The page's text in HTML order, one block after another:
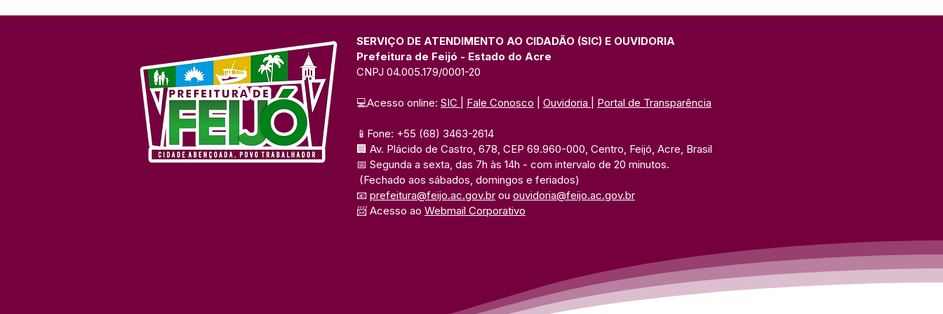
isoladas do Rio Paranã do
Ouro
SERVIÇO DE ATENDIMENTO AO CIDADÃO (SIC) E OUVIDORIA
Prefeitura de Feijó - Estado do Acre
CNPJ 04.005.179/0001-20
💻Acesso online: SIC Fale Conosco Ouvidoria Portal de Transparência
📱Fone: +55 (68) 3463-2614
🏢 Av. Plácido de Castro, 678, CEP 69.960-000, Centro, Feijó, Acre, Brasil
📅 Segunda a sexta, das 7h às 14h - com intervalo de 20 minutos.
(Fechado aos sábados, domingos e feriados)
📧 prefeitura@feijo.ac.gov.br ou ouvidoria@feijo.ac.gov.br
📨 Acesso ao Webmail Corporativo